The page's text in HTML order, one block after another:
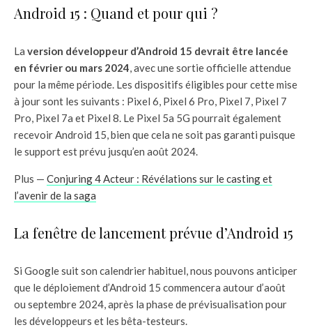
Android 15 : Quand et pour qui ?
La version développeur d’Android 15 devrait être lancée
en février ou mars 2024, avec une sortie officielle attendue
pour la même période. Les dispositifs éligibles pour cette mise
à jour sont les suivants : Pixel 6, Pixel 6 Pro, Pixel 7, Pixel 7
Pro, Pixel 7a et Pixel 8. Le Pixel 5a 5G pourrait également
recevoir Android 15, bien que cela ne soit pas garanti puisque
le support est prévu jusqu’en août 2024.
Plus — Conjuring 4 Acteur : Révélations sur le casting et
l’avenir de la saga
La fenêtre de lancement prévue d’Android 15
Si Google suit son calendrier habituel, nous pouvons anticiper
que le déploiement d’Android 15 commencera autour d’août
ou septembre 2024, après la phase de prévisualisation pour
les développeurs et les bêta-testeurs.